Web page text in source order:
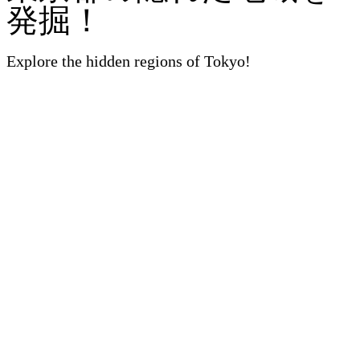
発掘！
Explore the hidden regions of Tokyo!